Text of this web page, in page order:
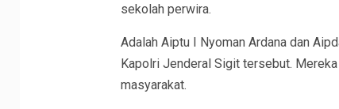
sekolah perwira.
Adalah Aiptu I Nyoman Ardana dan
Kapolri Jenderal Sigit tersebut.
masyarakat.